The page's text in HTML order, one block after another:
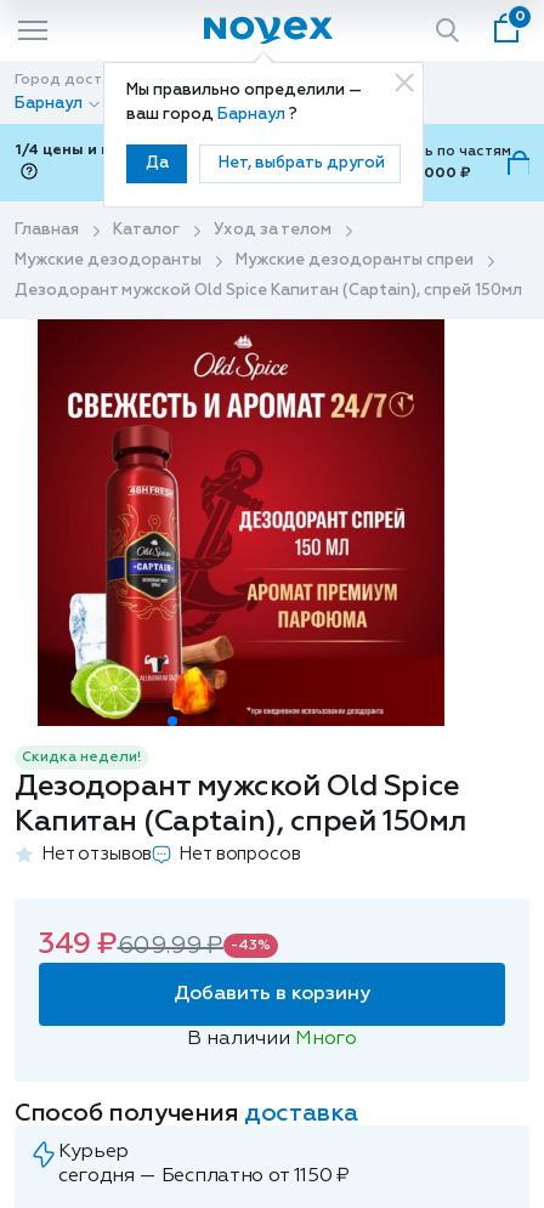
Мы правильно определили —
ваш город Барнаул ?
Да Нет, выбрать другой
0
Город доставки
Барнаул
Способ доставки
Доставка
1/4 цены и покупки ваши с Подели
Можно оплатить по частям
от 700 ₽ до 15,000 ₽
Главная Каталог
Уход за телом
Мужские дезодоранты
Мужские дезодоранты спреи
Дезодорант мужской Old Spice Капитан (Captain), спрей 150мл
Скидка недели!
Дезодорант мужской Old Spice
Капитан (Captain), спрей 150мл
Нет отзывов Нет вопросов
349 ₽609.99 ₽ -43%
Добавить в корзину
В наличии Много
Способ получения доставка
Курьер
сегодня — Бесплатно от 1150 ₽